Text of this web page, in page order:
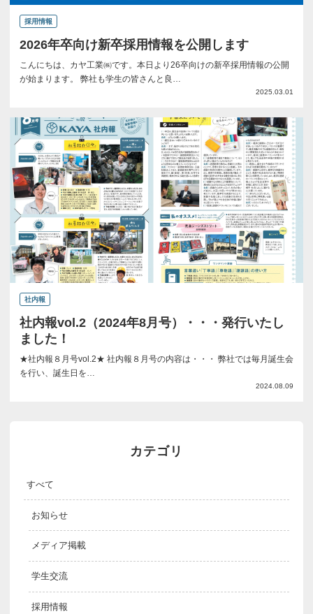
採用情報
2026年卒向け新卒採用情報を公開します
こんにちは、カヤ工業㈱です。本日より26卒向けの新卒採用情報の公開
が始まります。 弊社も学生の皆さんと良…
2025.03.01
社内報
社内報vol.2（2024年8月号）・・・発行いたし
ました！
★社内報８月号vol.2★ 社内報８月号の内容は・・・ 弊社では毎月誕生会
を行い、誕生日を…
2024.08.09
カテゴリ
すべて
お知らせ
メディア掲載
学生交流
採用情報